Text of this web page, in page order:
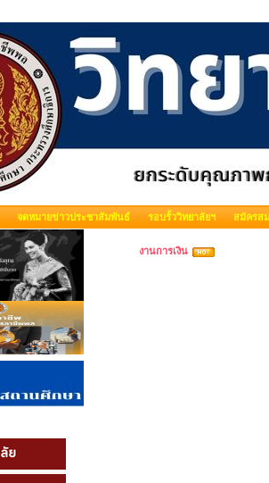
จดหมายข่าวประชาสัมพันธ์ รอบรั้ววิทยาลัยฯ สมัครส
งานการเงิน